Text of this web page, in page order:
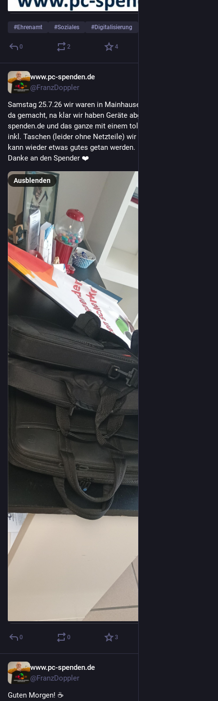
#Ehrenamt #Soziales #Digitalisierung
0 2 4
www.pc-spenden.de
@FranzDoppler
Samstag 25.7.26 wir waren in Mainhause und was haben wir
da gemacht, na klar wir haben Geräte abgeholt für www.pc-
spenden.de und das ganze mit einem tollen Erfolg. 4 Laptops
inkl. Taschen (leider ohne Netzteile) wir freuen uns denn damit
kann wieder etwas gutes getan werden.
Danke an den Spender ❤️
Ausblenden
0 0 3
www.pc-spenden.de
@FranzDoppler
Guten Morgen! ☕️